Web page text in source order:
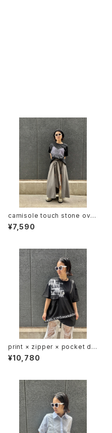
camisole touch stone over
size design T-shirt トップス
Tシャツ ハピス ストーン キャミ
¥7,590
print × zipper × pocket de
sign T-tops Tシャツ トップス
ジッパー プリント
¥10,780